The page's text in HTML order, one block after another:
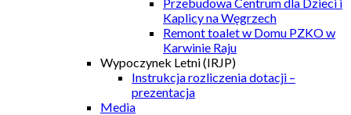
Kaplicy na Węgrzech
Remont toalet w Domu PZKO w
Karwinie Raju
Wypoczynek Letni (IRJP)
Instrukcja rozliczenia dotacji –
prezentacja
Media